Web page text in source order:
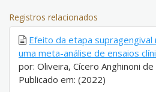
Registros relacionados
Efeito da etapa
uma meta-análise de ensaios
por: Oliveira, Cícero Anghinoni de
Publicado em: (2022)